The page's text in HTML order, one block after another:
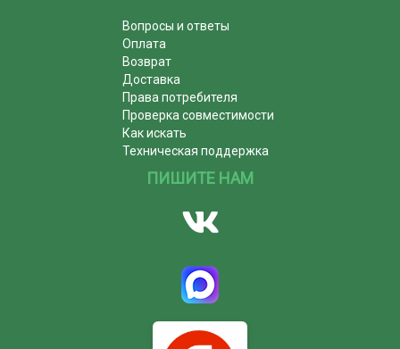
Вопросы и ответы
Оплата
Возврат
Доставка
Права потребителя
Проверка совместимости
Как искать
Техническая поддержка
ПИШИТЕ НАМ